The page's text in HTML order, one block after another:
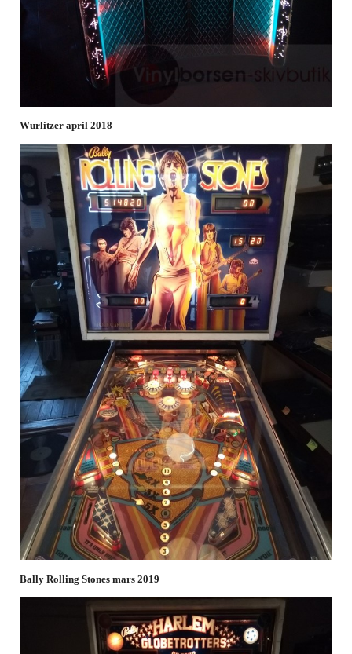
Wurlitzer april 2018
Bally Rolling Stones mars 2019